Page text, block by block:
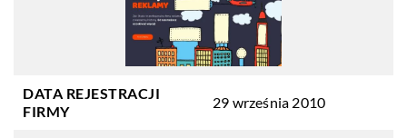
DATA REJESTRACJI
FIRMY
29 września 2010